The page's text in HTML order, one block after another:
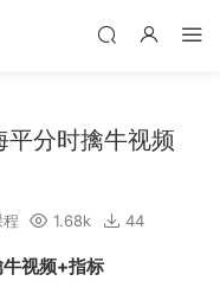
平分时擒牛视频
1.68k 44
牛视频+指标